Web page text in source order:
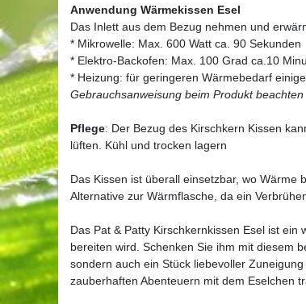
Anwendung Wärmekissen Esel
Das Inlett aus dem Bezug nehmen und
* Mikrowelle: Max. 600 Watt ca. 90 Sekunden
* Elektro-Backofen: Max. 100 Grad ca.10
* Heizung: für geringeren Wärmebedarf
Gebrauchsanweisung beim Produkt beachten
Pflege: Der Bezug des Kirschkern Kissen
lüften. Kühl und trocken lagern
Das Kissen ist überall einsetzbar, wo Wärme
Alternative zur Wärmflasche, da ein
Das Pat & Patty Kirschkernkissen Esel ist
bereiten wird. Schenken Sie ihm mit diesem
sondern auch ein Stück liebevoller
zauberhaften Abenteuern mit dem Eselchen